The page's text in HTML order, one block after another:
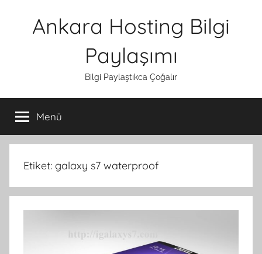
Ankara Hosting Bilgi
Paylaşımı
Bilgi Paylaştıkca Çoğalır
Menü
Etiket: galaxy s7 waterproof